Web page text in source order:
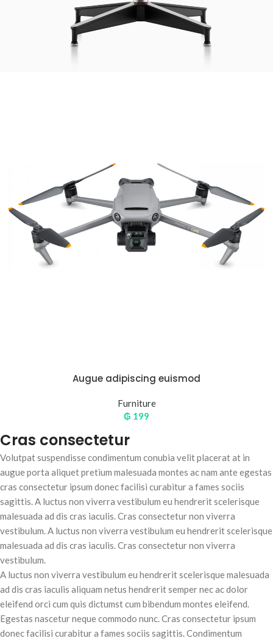
Augue adipiscing euismod
Furniture
₲ 199
Cras consectetur
Volutpat suspendisse condimentum conubia velit placerat at in
augue porta aliquet pretium malesuada montes ac nam ante egestas
cras consectetur ipsum donec facilisi curabitur a fames sociis
sagittis. A luctus non viverra vestibulum eu hendrerit scelerisque
malesuada ad dis cras iaculis. Cras consectetur non viverra
vestibulum. A luctus non viverra vestibulum eu hendrerit scelerisque
malesuada ad dis cras iaculis. Cras consectetur non viverra
vestibulum.
A luctus non viverra vestibulum eu hendrerit scelerisque malesuada
ad dis cras iaculis aliquam netus hendrerit semper nec ac dolor
eleifend orci cum quis dictumst cum bibendum montes eleifend.
Egestas nascetur neque commodo nunc. Cras consectetur ipsum
donec facilisi curabitur a fames sociis sagittis. Condimentum